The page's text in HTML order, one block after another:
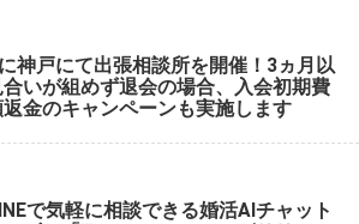
神戸にて出張相談所を開催！3ヵ月以
いが組めず退会の場合、入会初期費
金のキャンペーンも実施します
で気軽に相談できる婚活AIチャット